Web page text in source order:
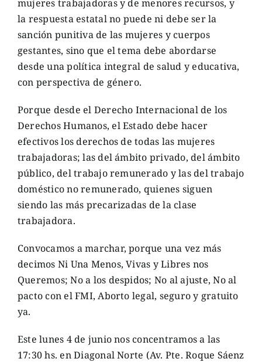
mujeres trabajadoras y de menores recursos, y
la respuesta estatal no puede ni debe ser la
sanción punitiva de las mujeres y cuerpos
gestantes, sino que el tema debe abordarse
desde una política integral de salud y educativa,
con perspectiva de género.
Porque desde el Derecho Internacional de los
Derechos Humanos, el Estado debe hacer
efectivos los derechos de todas las mujeres
trabajadoras; las del ámbito privado, del ámbito
público, del trabajo remunerado y las del trabajo
doméstico no remunerado, quienes siguen
siendo las más precarizadas de la clase
trabajadora.
Convocamos a marchar, porque una vez más
decimos Ni Una Menos, Vivas y Libres nos
Queremos; No a los despidos; No al ajuste, No al
pacto con el FMI, Aborto legal, seguro y gratuito
ya.
Este lunes 4 de junio nos concentramos a las
17:30 hs. en Diagonal Norte (Av. Pte. Roque Sáenz